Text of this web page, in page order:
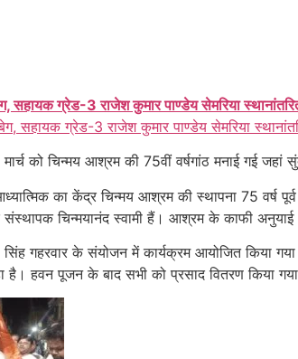
सहायक ग्रेड-3 राजेश कुमार पाण्डेय सेमरिया
सहायक ग्रेड-3 राजेश कुमार पाण्डेय सेमरिया
को चिन्मय आश्रम की 75वीं वर्षगांठ मनाई गई
का केंद्र चिन्मय आश्रम की स्थापना 75 वर्ष
चिन्मयानंद स्वामी हैं। आश्रम के काफी अनुयाई
गहरवार के संयोजन में कार्यक्रम आयोजित किया
है। हवन पूजन के बाद सभी को प्रसाद वितरण किया